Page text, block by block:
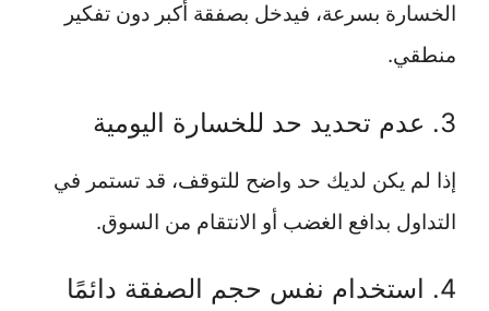
الخسارة بسرعة، فيدخل بصفقة أكبر دون تفكير
منطقي.
3. عدم تحديد حد للخسارة اليومية
إذا لم يكن لديك حد واضح للتوقف، قد تستمر في
التداول بدافع الغضب أو الانتقام من السوق.
4. استخدام نفس حجم الصفقة دائمًا